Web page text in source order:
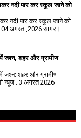
नदी पार कर स्कूल जाने को
नदी पार कर स्कूल जाने को
04 अगस्त ,2026 सागर। ...
जश्न, शहर और ग्रामीण
जश्न: शहर और ग्रामीण
न्यूज : 3 अगस्त 2026